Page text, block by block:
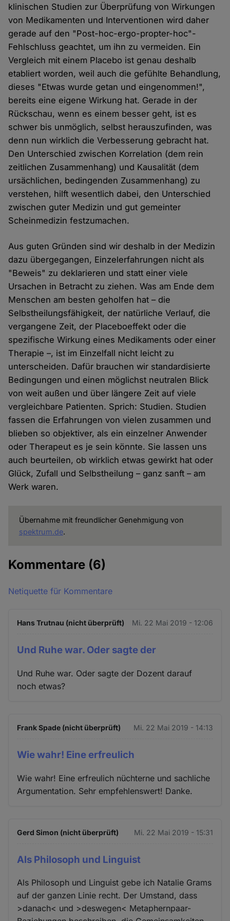
klinischen Studien zur Überprüfung von Wirkungen
von Medikamenten und Interventionen wird daher
gerade auf den "Post-hoc-ergo-propter-hoc"-
Fehlschluss geachtet, um ihn zu vermeiden. Ein
Vergleich mit einem Placebo ist genau deshalb
etabliert worden, weil auch die gefühlte Behandlung,
dieses "Etwas wurde getan und eingenommen!",
bereits eine eigene Wirkung hat. Gerade in der
Rückschau, wenn es einem besser geht, ist es
schwer bis unmöglich, selbst herauszufinden, was
denn nun wirklich die Verbesserung gebracht hat.
Den Unterschied zwischen Korrelation (dem rein
zeitlichen Zusammenhang) und Kausalität (dem
ursächlichen, bedingenden Zusammenhang) zu
verstehen, hilft wesentlich dabei, den Unterschied
zwischen guter Medizin und gut gemeinter
Scheinmedizin festzumachen.
Aus guten Gründen sind wir deshalb in der Medizin
dazu übergegangen, Einzelerfahrungen nicht als
"Beweis" zu deklarieren und statt einer viele
Ursachen in Betracht zu ziehen. Was am Ende dem
Menschen am besten geholfen hat – die
Selbstheilungsfähigkeit, der natürliche Verlauf, die
vergangene Zeit, der Placeboeffekt oder die
spezifische Wirkung eines Medikaments oder einer
Therapie –, ist im Einzelfall nicht leicht zu
unterscheiden. Dafür brauchen wir standardisierte
Bedingungen und einen möglichst neutralen Blick
von weit außen und über längere Zeit auf viele
vergleichbare Patienten. Sprich: Studien. Studien
fassen die Erfahrungen von vielen zusammen und
blieben so objektiver, als ein einzelner Anwender
oder Therapeut es je sein könnte. Sie lassen uns
auch beurteilen, ob wirklich etwas gewirkt hat oder
Glück, Zufall und Selbstheilung – ganz sanft – am
Werk waren.
Übernahme mit freundlicher Genehmigung von
spektrum.de.
Kommentare (6)
Netiquette für Kommentare
Hans Trutnau (nicht überprüft) Mi. 22 Mai 2019 - 12:06
Und Ruhe war. Oder sagte der
Und Ruhe war. Oder sagte der Dozent darauf
noch etwas?
Frank Spade (nicht überprüft) Mi. 22 Mai 2019 - 14:13
Wie wahr! Eine erfreulich
Wie wahr! Eine erfreulich nüchterne und sachliche
Argumentation. Sehr empfehlenswert! Danke.
Gerd Simon (nicht überprüft) Mi. 22 Mai 2019 - 15:31
Als Philosoph und Linguist
Als Philosoph und Linguist gebe ich Natalie Grams
auf der ganzen Linie recht. Der Umstand, dass
>danach< und >deswegen< Metaphernpaar-